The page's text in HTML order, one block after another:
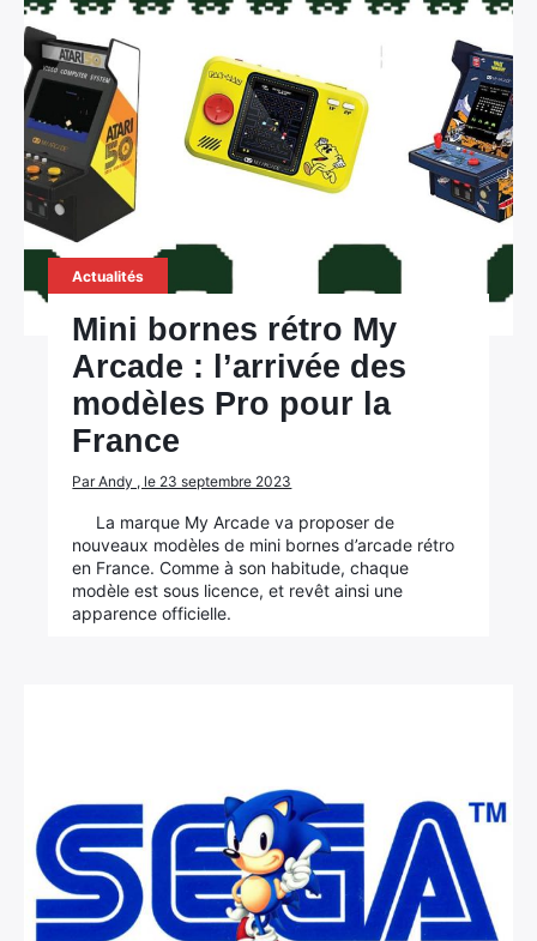
Actualités
Mini bornes rétro My
Arcade : l’arrivée des
modèles Pro pour la
France
Par Andy , le 23 septembre 2023
La marque My Arcade va proposer de
nouveaux modèles de mini bornes d’arcade rétro
en France. Comme à son habitude, chaque
modèle est sous licence, et revêt ainsi une
apparence officielle.